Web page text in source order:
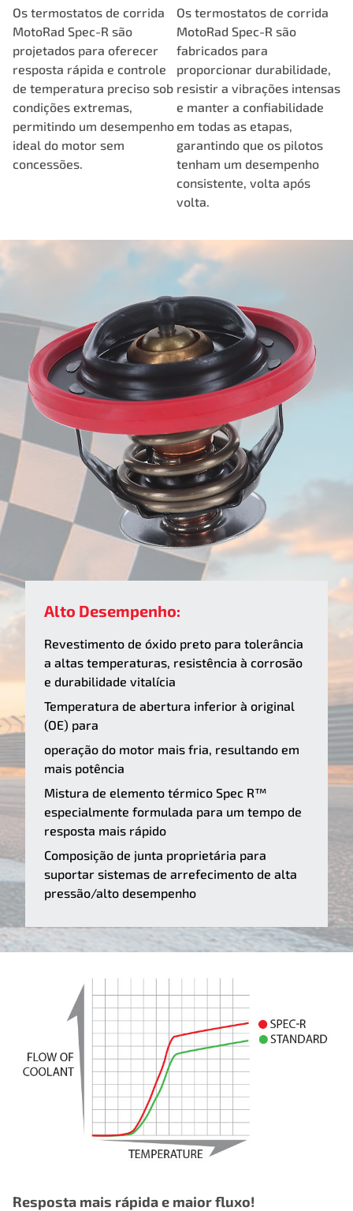
Os termostatos de corrida
MotoRad Spec-R são
projetados para oferecer
resposta rápida e controle
de temperatura preciso sob
condições extremas,
permitindo um desempenho
ideal do motor sem
concessões.
Os termostatos de corrida
MotoRad Spec-R são
fabricados para
proporcionar durabilidade,
resistir a vibrações intensas
e manter a confiabilidade
em todas as etapas,
garantindo que os pilotos
tenham um desempenho
consistente, volta após
volta.
Alto Desempenho:
Revestimento de óxido preto para tolerância
a altas temperaturas, resistência à corrosão
e durabilidade vitalícia
Temperatura de abertura inferior à original
(OE) para
operação do motor mais fria, resultando em
mais potência
Mistura de elemento térmico Spec R™
especialmente formulada para um tempo de
resposta mais rápido
Composição de junta proprietária para
suportar sistemas de arrefecimento de alta
pressão/alto desempenho
Resposta mais rápida e maior fluxo!